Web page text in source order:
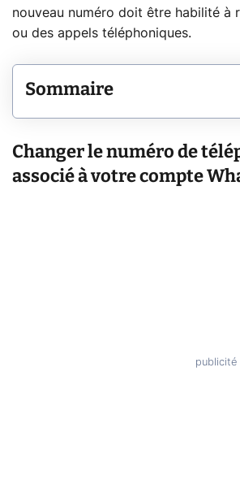
nouveau numéro doit être habilité à
ou des appels téléphoniques.
Sommaire
Changer le numéro de
associé à votre compte